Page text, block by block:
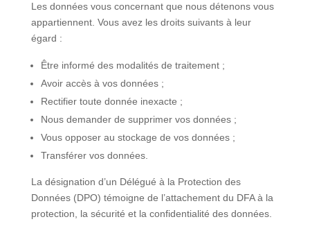
Les données vous concernant que nous détenons vous
appartiennent. Vous avez les droits suivants à leur
égard :
Être informé des modalités de traitement ;
Avoir accès à vos données ;
Rectifier toute donnée inexacte ;
Nous demander de supprimer vos données ;
Vous opposer au stockage de vos données ;
Transférer vos données.
La désignation d’un Délégué à la Protection des
Données (DPO) témoigne de l’attachement du DFA à la
protection, la sécurité et la confidentialité des données.